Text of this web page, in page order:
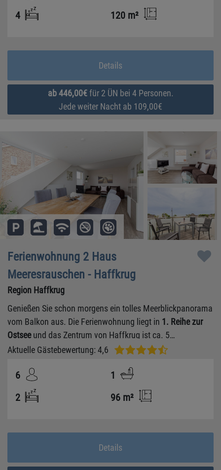
4
120 m²
Details
ab 446,00€für 2 ÜN bei 4 Personen.
Jede weiter Nacht ab 109,00€
Ferienwohnung 2 Haus
Meeresrauschen - Haffkrug
Region Haffkrug
Genießen Sie schon morgens ein tolles Meerblickpanorama
vom Balkon aus. Die Ferienwohnung liegt in 1. Reihe zur
Ostseeund das Zentrum von Haffkrug ist ca. 5
Gehminuten entfernt.
Aktuelle Gästebewertung: 4,6
6
1
2
96 m²
Details